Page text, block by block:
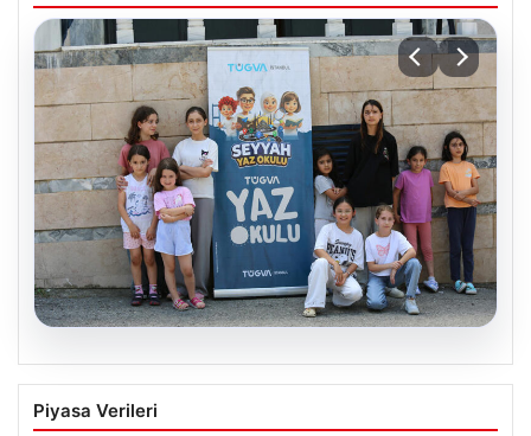
TÜGVA’dan çocuklar için meydan
şenlikleri
Piyasa Verileri